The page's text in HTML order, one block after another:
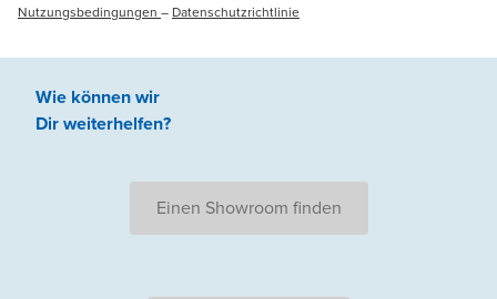
Nutzungsbedingungen – Datenschutzrichtlinie
Wie können wir
Dir weiterhelfen?
Einen Showroom finden